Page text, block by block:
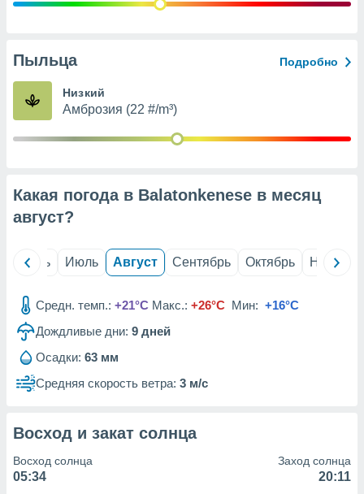
рекламы
сведения
1199
Пыльца Подробно
Низкий
Амброзия (22 #/m³)
Какая погода в Balatonkenese в месяц
август?
Июнь Июль Август Сентябрь Октябрь Ноябрь
Средн. темп.: +21°C Макс.: +26°C Мин: +16°C
Дождливые дни: 9 дней
Осадки: 63 мм
Средняя скорость ветра: 3 м/с
Восход и закат солнца
Восход солнца
05:34
Заход солнца
20:11